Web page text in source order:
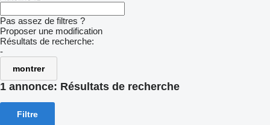
Pas assez de filtres ?
Proposer une modification
Résultats de recherche:
-
montrer
1 annonce: Résultats de recherche
Filtre